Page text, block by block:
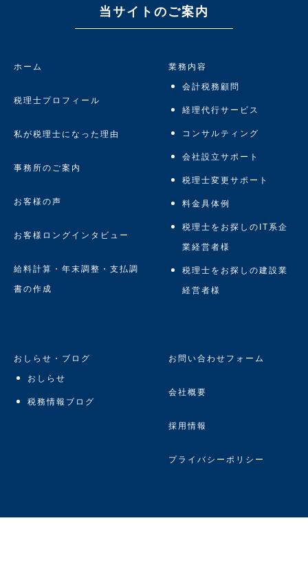
当サイトのご案内
ホーム
税理士プロフィール
私が税理士になった理由
事務所のご案内
お客様の声
お客様ロングインタビュー
給料計算・年末調整・支払調
書の作成
業務内容
会計税務顧問
経理代行サービス
コンサルティング
会社設立サポート
税理士変更サポート
料金具体例
税理士をお探しのIT系企
業経営者様
税理士をお探しの建設業
経営者様
おしらせ・ブログ
おしらせ
税務情報ブログ
お問い合わせフォーム
会社概要
採用情報
プライバシーポリシー